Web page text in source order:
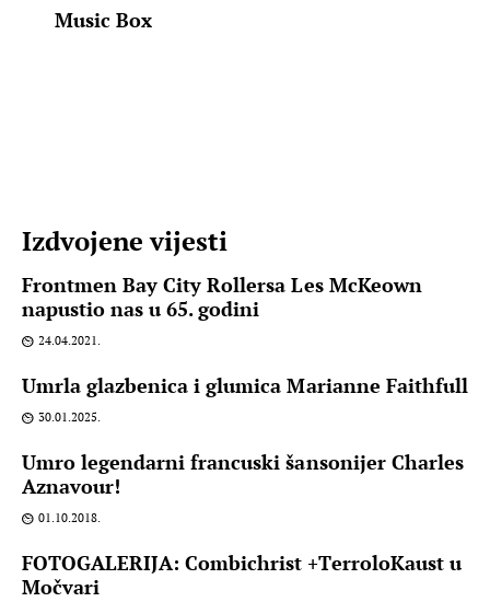
Music Box
Izdvojene vijesti
Frontmen Bay City Rollersa Les McKeown
napustio nas u 65. godini
24.04.2021.
Umrla glazbenica i glumica Marianne Faithfull
30.01.2025.
Umro legendarni francuski šansonijer Charles
Aznavour!
01.10.2018.
FOTOGALERIJA: Combichrist +TerroloKaust u
Močvari